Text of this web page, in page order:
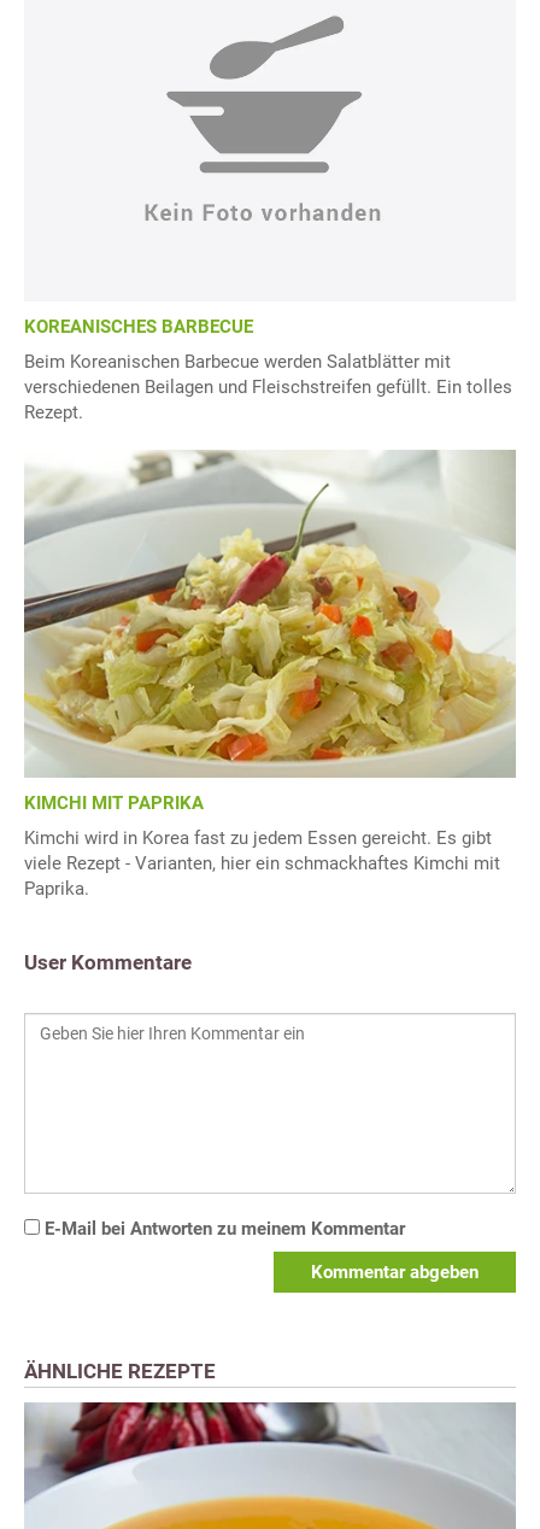
KOREANISCHES BARBECUE
Beim Koreanischen Barbecue werden Salatblätter mit
verschiedenen Beilagen und Fleischstreifen gefüllt. Ein tolles
Rezept.
KIMCHI MIT PAPRIKA
Kimchi wird in Korea fast zu jedem Essen gereicht. Es gibt
viele Rezept - Varianten, hier ein schmackhaftes Kimchi mit
Paprika.
User Kommentare
E-Mail bei Antworten zu meinem Kommentar
Kommentar abgeben
ÄHNLICHE REZEPTE